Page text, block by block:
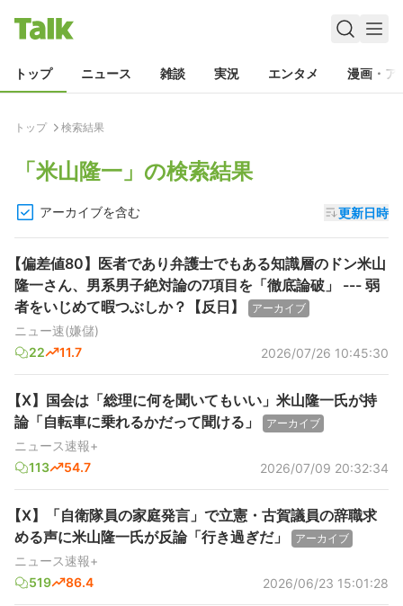
トップ ニュース 雑談 実況 エンタメ 漫画・ア
トップ 検索結果
「米山隆一 」の検索結果
アーカイブを含む 更新日時
【偏差値80】医者であり弁護士でもある知識層のドン米山
隆一さん、男系男子絶対論の7項目を「徹底論破」 --- 弱
者をいじめて暇つぶしか？【反日】
アーカイブ
ニュー速(嫌儲)
22
11.7 2026/07/26 10:45:30
【X】国会は「総理に何を聞いてもいい」米山隆一氏が持
論「自転車に乗れるかだって聞ける」
アーカイブ
ニュース速報+
113
54.7 2026/07/09 20:32:34
【X】「自衛隊員の家庭発言」で立憲・古賀議員の辞職求
める声に米山隆一氏が反論「行き過ぎだ」
アーカイブ
ニュース速報+
519
86.4 2026/06/23 15:01:28